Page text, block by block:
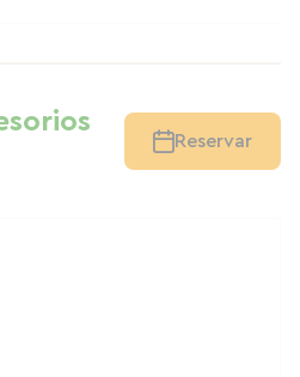
Reservar